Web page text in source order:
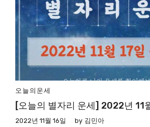
오늘의운세
[오늘의 별자리 운세] 2022년 11
2022년 11월 16일 by 김민아